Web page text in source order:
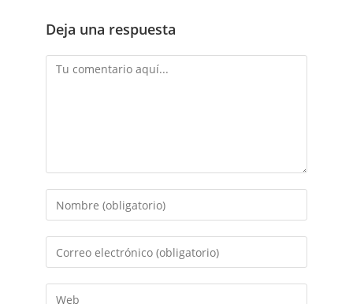
Deja una respuesta